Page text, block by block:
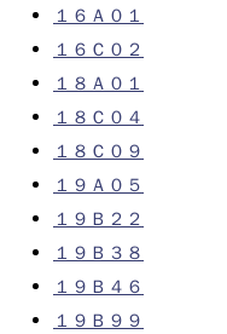
１６Ａ０１
１６Ｃ０２
１８Ａ０１
１８Ｃ０４
１８Ｃ０９
１９Ａ０５
１９Ｂ２２
１９Ｂ３８
１９Ｂ４６
１９Ｂ９９